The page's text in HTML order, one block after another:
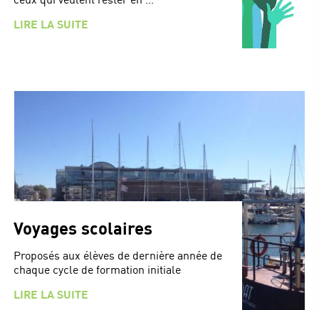
LIRE LA SUITE
Voyages scolaires
Proposés aux élèves de dernière année de
chaque cycle de formation initiale
LIRE LA SUITE